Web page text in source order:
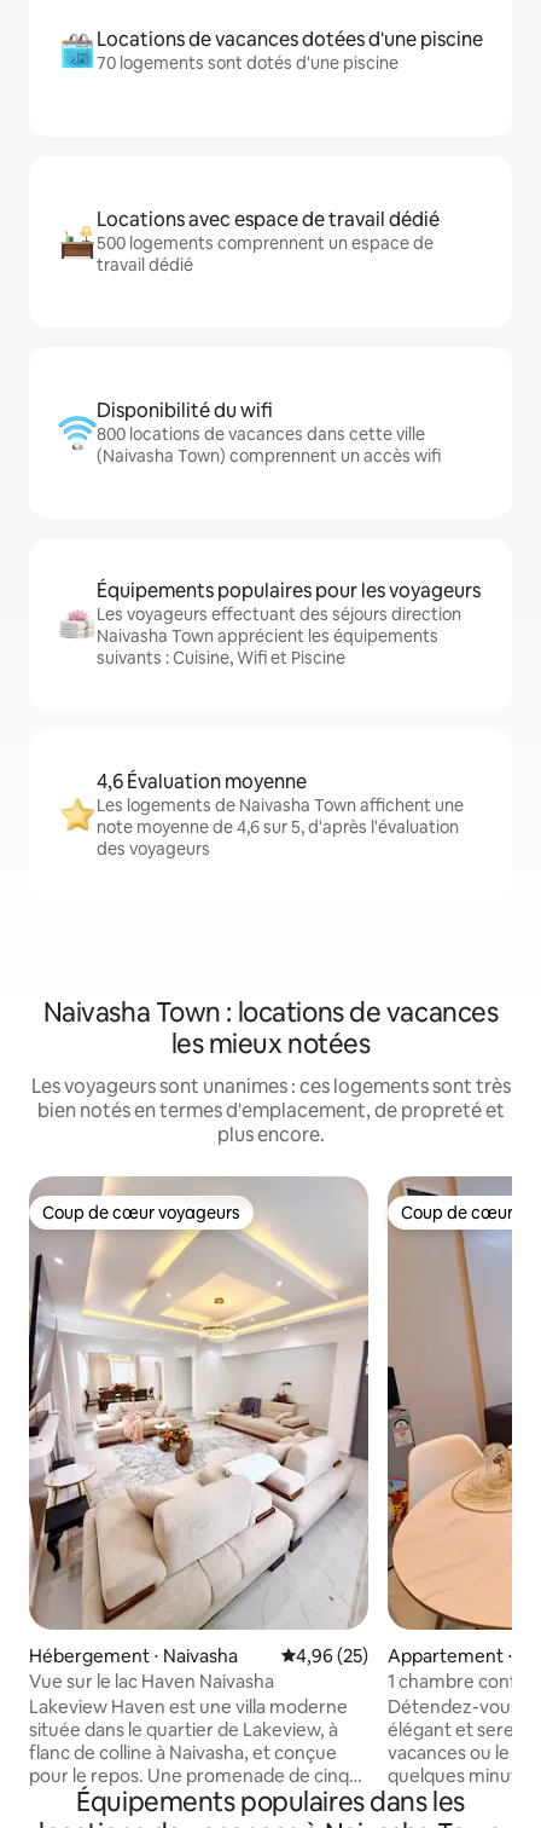
Locations de vacances dotées d'une piscine
70 logements sont dotés d'une piscine
Locations avec espace de travail dédié
500 logements comprennent un espace de
travail dédié
Disponibilité du wifi
800 locations de vacances dans cette ville
(Naivasha Town) comprennent un accès wifi
Équipements populaires pour les voyageurs
Les voyageurs effectuant des séjours direction
Naivasha Town apprécient les équipements
suivants : Cuisine, Wifi et Piscine
4,6 Évaluation moyenne
Les logements de Naivasha Town affichent une
note moyenne de 4,6 sur 5, d'après l'évaluation
des voyageurs
Naivasha Town : locations de vacances
les mieux notées
Les voyageurs sont unanimes : ces logements sont très
bien notés en termes d'emplacement, de propreté et
plus encore.
Coup de cœur voyageurs
Coup de cœur voyageurs
Hébergement ⋅ Naivasha Évaluation moyenne sur la
4,96 (25)
Vue sur le lac Haven Naivasha
Lakeview Haven est une villa moderne
située dans le quartier de Lakeview, à
flanc de colline à Naivasha, et conçue
pour le repos. Une promenade de cinq
minutes le long de la route offre une vue
imprenable sur le lac Naivasha en
Coup de cœur
Coup de cœur
Appartement ⋅
1 chambre
lac Naivasha |
Détendez-vous
élégant et serein,
vacances ou le
quelques minutes
refuge
idéal de confort
Équipements populaires dans les